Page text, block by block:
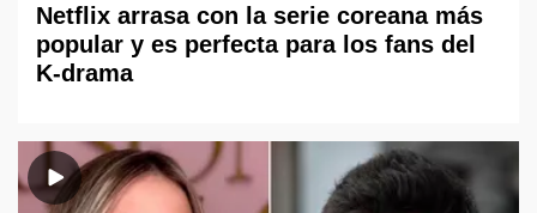
Netflix arrasa con la serie coreana más
popular y es perfecta para los fans del
K-drama